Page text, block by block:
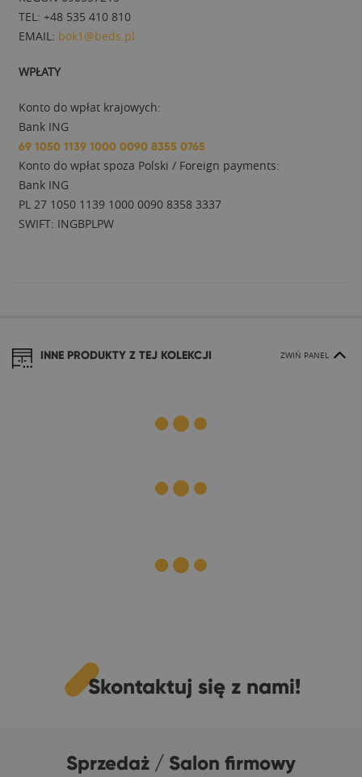
TEL: +48 535 410 810
EMAIL: bok1@beds.pl
WPŁATY
Konto do wpłat krajowych:
Bank ING
69 1050 1139 1000 0090 8355 0765
Konto do wpłat spoza Polski / Foreign payments:
Bank ING
PL 27 1050 1139 1000 0090 8358 3337
SWIFT: INGBPLPW
INNE PRODUKTY Z TEJ KOLEKCJI ZWIŃ PANEL
Skontaktuj się z nami!
Sprzedaż / Salon firmowy